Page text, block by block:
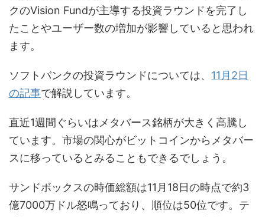
クのVision Fundが主導する投資ラウンドを完了し
たことやユーザー数の増加が影響していると思われ
ます。
ソフトバンクの投資ラウンドについては、 11月2日
の記事で解説しています。
直近1週間ぐらいはメタバース銘柄が大きく高騰し
ています。市場の関心がビットコインからメタバー
スに移っているとみることもできるでしょう。
サンドボックスの時価総額は11月18日の時点で約3
億7000万ドル怒鳴っており、順位は50位です。テ